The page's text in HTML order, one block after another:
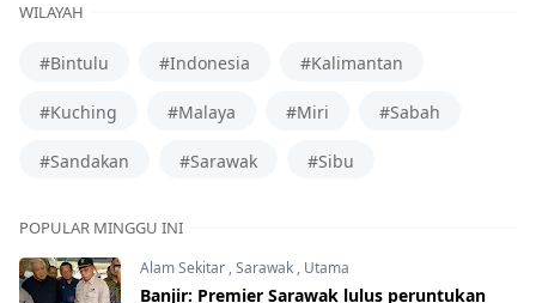
WILAYAH
#Bintulu #Indonesia #Kalimantan
#Kuching #Malaya #Miri #Sabah
#Sandakan #Sarawak #Sibu
POPULAR MINGGU INI
Alam Sekitar,Sarawak, Utama
Banjir: Premier Sarawak lulus peruntukan